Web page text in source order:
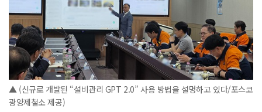
▲ (신규로 개발된 “설비관리 GPT 2.0” 사용 방법을 설명하고 있다/포스코
광양제철소 제공)